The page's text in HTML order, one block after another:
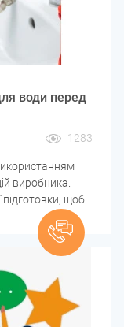
води перед
1283
виробника.
щоб
фільтруючі
картриджа.